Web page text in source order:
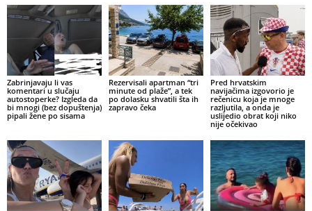
Zabrinjavaju li vas
komentari u slučaju
autostoperke? Izgleda da
bi mnogi (bez dopuštenja)
pipali žene po sisama
Rezervisali apartman “tri
minute od plaže”, a tek
po dolasku shvatili šta ih
zapravo čeka
Pred hrvatskim
navijačima izgovorio je
rečenicu koja je mnoge
razljutila, a onda je
uslijedio obrat koji niko
nije očekivao